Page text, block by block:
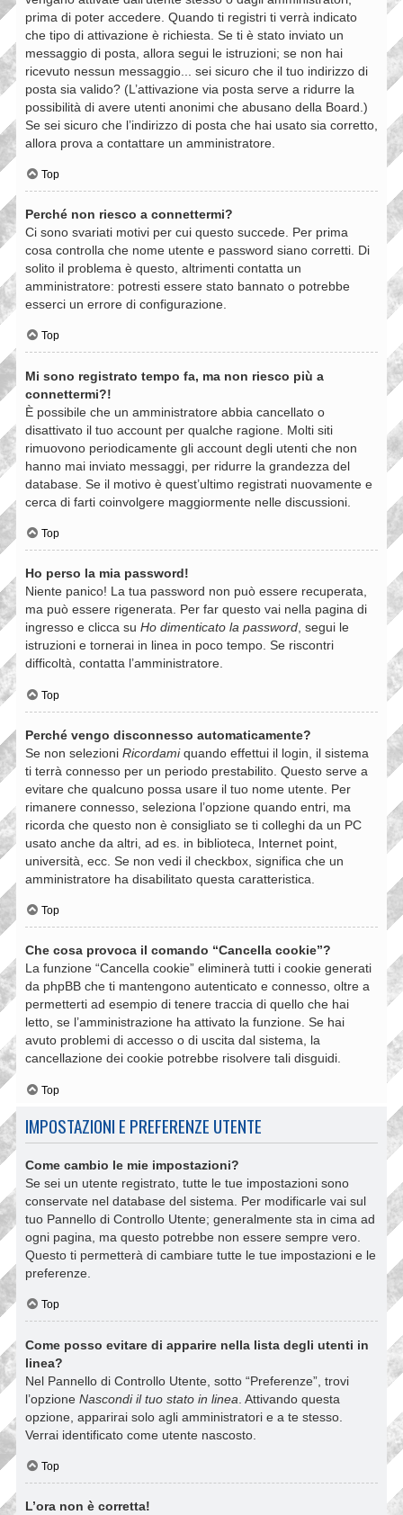
prima di poter accedere. Quando ti registri ti verrà indicato
che tipo di attivazione è richiesta. Se ti è stato inviato un
messaggio di posta, allora segui le istruzioni; se non hai
ricevuto nessun messaggio... sei sicuro che il tuo indirizzo di
posta sia valido? (L’attivazione via posta serve a ridurre la
possibilità di avere utenti anonimi che abusano della Board.)
Se sei sicuro che l’indirizzo di posta che hai usato sia corretto,
allora prova a contattare un amministratore.
Top
Perché non riesco a connettermi?
Ci sono svariati motivi per cui questo succede. Per prima
cosa controlla che nome utente e password siano corretti. Di
solito il problema è questo, altrimenti contatta un
amministratore: potresti essere stato bannato o potrebbe
esserci un errore di configurazione.
Top
Mi sono registrato tempo fa, ma non riesco più a
connettermi?!
È possibile che un amministratore abbia cancellato o
disattivato il tuo account per qualche ragione. Molti siti
rimuovono periodicamente gli account degli utenti che non
hanno mai inviato messaggi, per ridurre la grandezza del
database. Se il motivo è quest’ultimo registrati nuovamente e
cerca di farti coinvolgere maggiormente nelle discussioni.
Top
Ho perso la mia password!
Niente panico! La tua password non può essere recuperata,
ma può essere rigenerata. Per far questo vai nella pagina di
ingresso e clicca su Ho dimenticato la password, segui le
istruzioni e tornerai in linea in poco tempo. Se riscontri
difficoltà, contatta l’amministratore.
Top
Perché vengo disconnesso automaticamente?
Se non selezioni Ricordamiquando effettui il login, il sistema
ti terrà connesso per un periodo prestabilito. Questo serve a
evitare che qualcuno possa usare il tuo nome utente. Per
rimanere connesso, seleziona l’opzione quando entri, ma
ricorda che questo non è consigliato se ti colleghi da un PC
usato anche da altri, ad es. in biblioteca, Internet point,
università, ecc. Se non vedi il checkbox, significa che un
amministratore ha disabilitato questa caratteristica.
Top
Che cosa provoca il comando “Cancella cookie”?
La funzione “Cancella cookie” eliminerà tutti i cookie generati
da phpBB che ti mantengono autenticato e connesso, oltre a
permetterti ad esempio di tenere traccia di quello che hai
letto, se l’amministrazione ha attivato la funzione. Se hai
avuto problemi di accesso o di uscita dal sistema, la
cancellazione dei cookie potrebbe risolvere tali disguidi.
Top
IMPOSTAZIONI E PREFERENZE UTENTE
Come cambio le mie impostazioni?
Se sei un utente registrato, tutte le tue impostazioni sono
conservate nel database del sistema. Per modificarle vai sul
tuo Pannello di Controllo Utente; generalmente sta in cima ad
ogni pagina, ma questo potrebbe non essere sempre vero.
Questo ti permetterà di cambiare tutte le tue impostazioni e le
preferenze.
Top
Come posso evitare di apparire nella lista degli utenti in
linea?
Nel Pannello di Controllo Utente, sotto “Preferenze”, trovi
l’opzione Nascondi il tuo stato in linea . Attivando questa
opzione, apparirai solo agli amministratori e a te stesso.
Verrai identificato come utente nascosto.
Top
L’ora non è corretta!